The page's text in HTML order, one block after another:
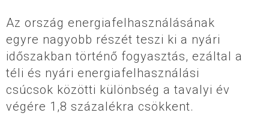
Az ország energiafelhasználásának
egyre nagyobb részét teszi ki a nyári
időszakban történő fogyasztás, ezáltal a
téli és nyári energiafelhasználási
csúcsok közötti különbség a tavalyi év
végére 1,8 százalékra csökkent.